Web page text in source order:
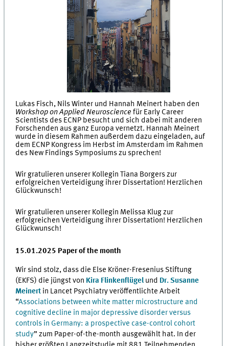
Lukas Fisch, Nils Winter und Hannah Meinert haben den
Workshop on Applied Neuroscience für Early Career
Scientists des ECNP besucht und sich dabei mit anderen
Forschenden aus ganz Europa vernetzt. Hannah Meinert
wurde in diesem Rahmen außerdem dazu eingeladen, auf
dem ECNP Kongress im Herbst im Amsterdam im Rahmen
des New Findings Symposiums zu sprechen!
Wir gratulieren unserer Kollegin Tiana Borgers zur
erfolgreichen Verteidigung ihrer Dissertation! Herzlichen
Glückwunsch!
Wir gratulieren unserer Kollegin Melissa Klug zur
erfolgreichen Verteidigung ihrer Dissertation! Herzlichen
Glückwunsch!
15.01.2025 Paper of the month
Wir sind stolz, dass die Else Kröner-Fresenius Stiftung
(EKFS) die jüngst von Kira Flinkenflügelund Dr. Susanne
Meinert in Lancet Psychiatry veröffentlichte Arbeit
“Associations between white matter microstructure and
cognitive decline in major depressive disorder versus
controls in Germany: a prospective case-control cohort
study” zum Paper-of-the-month ausgewählt hat. In der